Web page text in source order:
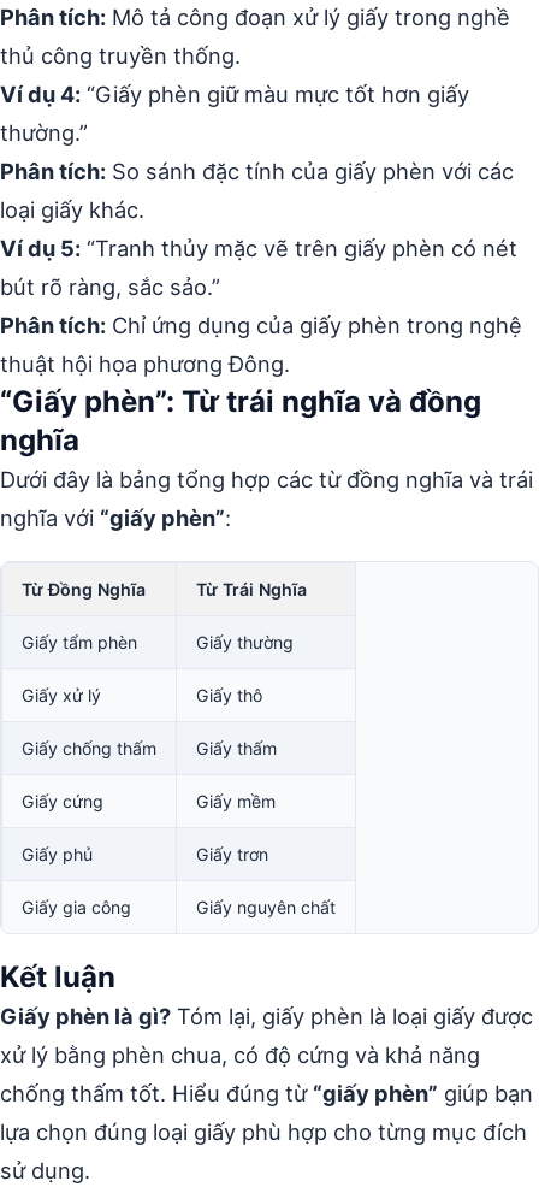
Phân tích: Mô tả công đoạn xử lý giấy trong nghề
thủ công truyền thống.
Ví dụ 4: “Giấy phèn giữ màu mực tốt hơn giấy
thường.”
Phân tích: So sánh đặc tính của giấy phèn với các
loại giấy khác.
Ví dụ 5: “Tranh thủy mặc vẽ trên giấy phèn có nét
bút rõ ràng, sắc sảo.”
Phân tích: Chỉ ứng dụng của giấy phèn trong nghệ
thuật hội họa phương Đông.
“Giấy phèn”: Từ trái nghĩa và đồng
nghĩa
Dưới đây là bảng tổng hợp các từ đồng nghĩa và trái
nghĩa với “giấy phèn”:
Từ Đồng Nghĩa Từ Trái Nghĩa
Giấy tẩm phèn Giấy thường
Giấy xử lý Giấy thô
Giấy chống thấm Giấy thấm
Giấy cứng Giấy mềm
Giấy phủ Giấy trơn
Giấy gia công Giấy nguyên chất
Kết luận
Giấy phèn là gì? Tóm lại, giấy phèn là loại giấy được
xử lý bằng phèn chua, có độ cứng và khả năng
chống thấm tốt. Hiểu đúng từ “giấy phèn” giúp bạn
lựa chọn đúng loại giấy phù hợp cho từng mục đích
sử dụng.